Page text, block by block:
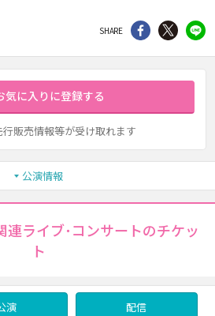
SHARE シェア Twitter
気に入りに登録する
販売情報等が受け取れます
公演情報
ライブ･コンサートのチケッ
ト
演 配信